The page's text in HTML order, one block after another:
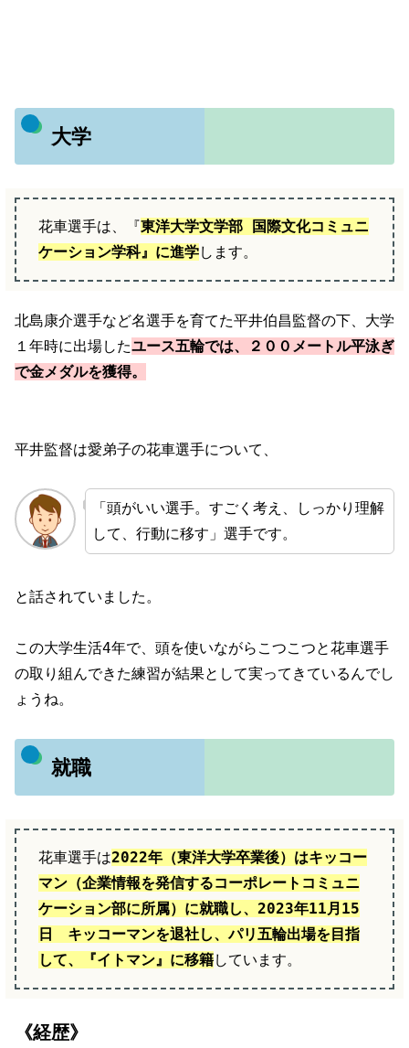
大学
花車選手は、『東洋大学文学部 国際文化コミュニ
ケーション学科』に進学します。
北島康介選手など名選手を育てた平井伯昌監督の下、大学
１年時に出場したユース五輪では、２００メートル平泳ぎ
で金メダルを獲得。
平井監督は愛弟子の花車選手について、
「頭がいい選手。すごく考え、しっかり理解
して、行動に移す」選手です。
と話されていました。
この大学生活4年で、頭を使いながらこつこつと花車選手
の取り組んできた練習が結果として実ってきているんでし
ょうね。
就職
花車選手は2022年（東洋大学卒業後）はキッコー
マン（企業情報を発信するコーポレートコミュニ
ケーション部に所属）に就職し、2023年11月15
日 キッコーマンを退社し、パリ五輪出場を目指
して、『イトマン』に移籍しています。
《経歴》